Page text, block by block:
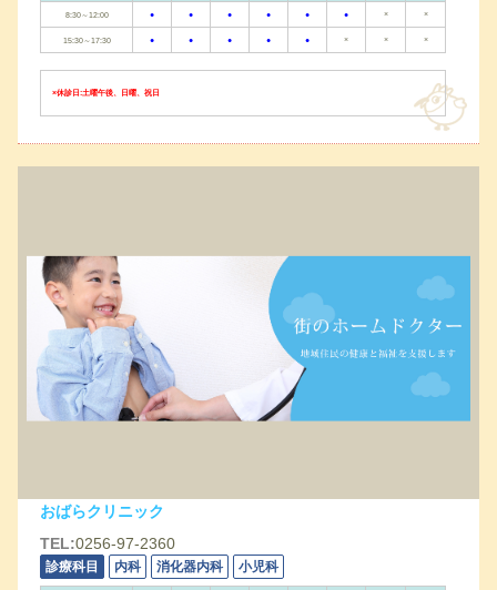
8:30～12:00 ● ● ● ● ● ● × ×
15:30～17:30 ● ● ● ● ● × × ×
×休診日:土曜午後、日曜、祝日
おばらクリニック
TEL:0256-97-2360
診療科目 内科 消化器内科 小児科